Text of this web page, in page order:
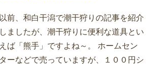
以前、和白干潟で潮干狩りの記事を紹介
しましたが、潮干狩りに便利な道具とい
えば「熊手」ですよね～。 ホームセン
ターなどで売っていますが、１００円シ